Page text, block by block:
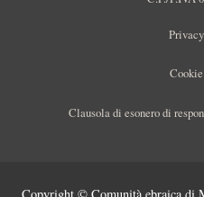
Clausola di esonero di